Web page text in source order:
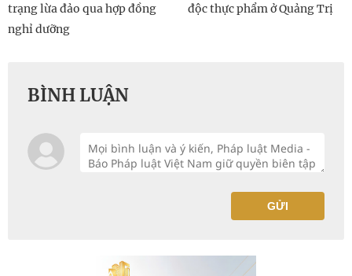
trạng lừa đảo qua hợp đồng
nghỉ dưỡng
độc thực phẩm ở Quảng Trị
BÌNH LUẬN
GỬI